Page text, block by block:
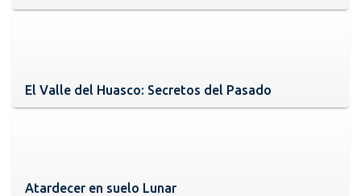
El Valle del Huasco: Secretos del Pasado
Atardecer en suelo Lunar